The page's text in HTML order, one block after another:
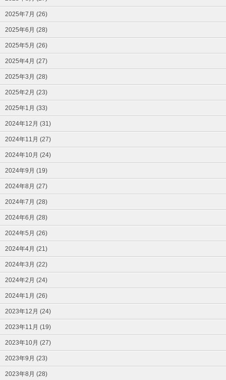
2025年7月 (26)
2025年6月 (28)
2025年5月 (26)
2025年4月 (27)
2025年3月 (28)
2025年2月 (23)
2025年1月 (33)
2024年12月 (31)
2024年11月 (27)
2024年10月 (24)
2024年9月 (19)
2024年8月 (27)
2024年7月 (28)
2024年6月 (28)
2024年5月 (26)
2024年4月 (21)
2024年3月 (22)
2024年2月 (24)
2024年1月 (26)
2023年12月 (24)
2023年11月 (19)
2023年10月 (27)
2023年9月 (23)
2023年8月 (28)